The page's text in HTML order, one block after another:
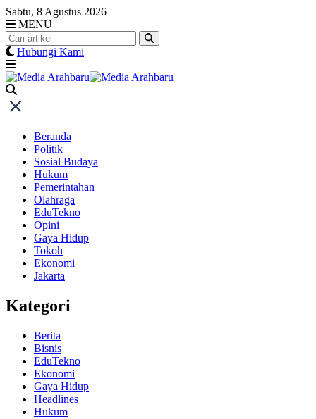
Skip
to
content
Sabtu, 8 Agustus 2026
MENU
Hubungi Kami
Beranda
Politik
Sosial Budaya
Hukum
Pemerintahan
Olahraga
EduTekno
Opini
Gaya Hidup
Tokoh
Ekonomi
Jakarta
Kategori
Berita
Bisnis
EduTekno
Ekonomi
Gaya Hidup
Headlines
Hukum